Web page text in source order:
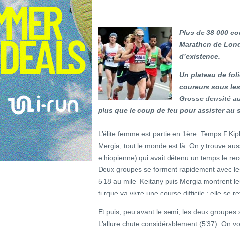
Plus de 38 000
Marathon de
d’existence.
Un plateau de
coureurs sous
Grosse densité
plus que le coup de feu pour assister au
L’élite femme est partie en 1ère. Temps
Mergia, tout le monde est là. On y trouve
ethiopienne) qui avait détenu un temps le
Deux groupes se forment rapidement avec
5’18 au mile, Keitany puis Mergia montrent
turque va vivre une course difficile : elle se
Et puis, peu avant le semi, les deux
L’allure chute considérablement (5’37). On